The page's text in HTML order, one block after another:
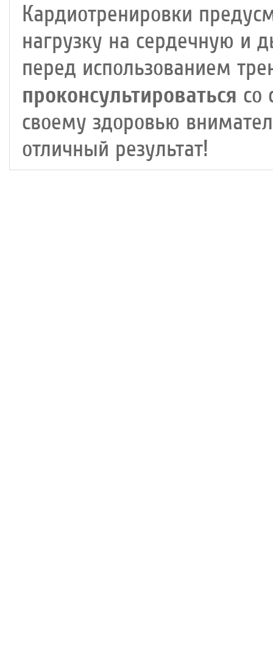
Кардиотренировки
нагрузку на сердечную и
перед использованием
проконсультироваться со
своему здоровью
отличный результат!